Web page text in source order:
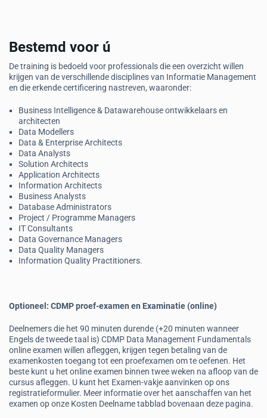
Bestemd voor ú
De training is bedoeld voor professionals die een overzicht willen
krijgen van de verschillende disciplines van Informatie Management
en die erkende certificering nastreven, waaronder:
Business Intelligence & Datawarehouse ontwikkelaars en
architecten
Data Modellers
Data & Enterprise Architects
Data Analysts
Solution Architects
Application Architects
Information Architects
Business Analysts
Database Administrators
Project / Programme Managers
IT Consultants
Data Governance Managers
Data Quality Managers
Information Quality Practitioners.
Optioneel: CDMP proef-examen en Examinatie (online)
Deelnemers die het 90 minuten durende (+20 minuten wanneer
Engels de tweede taal is) CDMP Data Management Fundamentals
online examen willen afleggen, krijgen tegen betaling van de
examenkosten toegang tot een proefexamen om te oefenen. Het
beste kunt u het online examen binnen twee weken na afloop van de
cursus afleggen. U kunt het Examen-vakje aanvinken op ons
registratieformulier. Meer informatie over het aanschaffen van het
examen op onze Kosten Deelname tabblad bovenaan deze pagina.